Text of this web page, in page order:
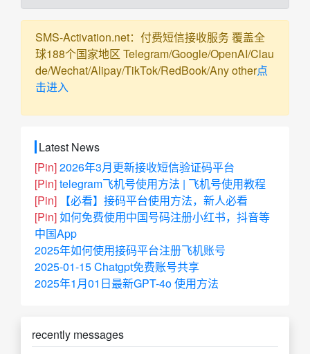
SMS-Activation.net：付费短信接收服务 覆盖全
球188个国家地区 Telegram/Google/OpenAI/Clau
de/Wechat/Alipay/TikTok/RedBook/Any other点
击进入
Latest News
[Pin]2026年3月更新接收短信验证码平台
[Pin]telegram飞机号使用方法 | 飞机号使用教程
[Pin]
【必看】接码平台使用方法，新人必看
[Pin]如何免费使用中国号码注册小红书，抖音等
中国App
2025年如何使用接码平台注册飞机账号
2025-01-15 Chatgpt免费账号共享
2025年1月01日最新GPT-4o 使用方法
recently messages